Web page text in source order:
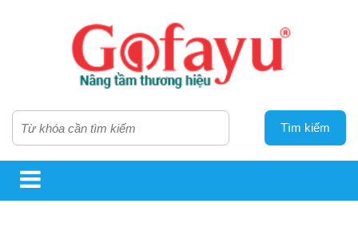
Tìm kiếm